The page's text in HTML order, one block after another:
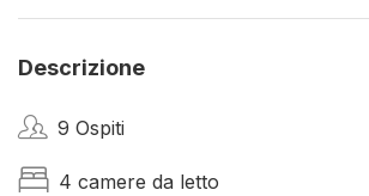
Descrizione
9 Ospiti
4 camere da letto